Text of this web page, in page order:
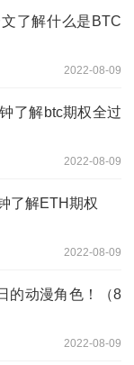
了解什么是BTC
2022-08-09
了解btc期权全过
2022-08-09
了解ETH期权
2022-08-09
的动漫角色！（8
2022-08-09